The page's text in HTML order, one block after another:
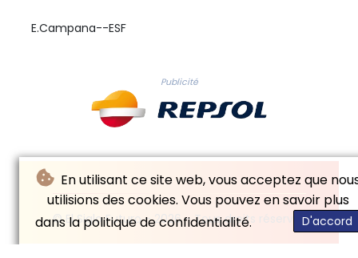
En utilisant ce site web, vous acceptez que
utilisions des cookies. Vous pouvez en savoir plus
dans la politique de confidentialité.
D'accord
E.Campana--ESF
Publicité
© El Siglo Futuro - 2026 - Tous droits réservés